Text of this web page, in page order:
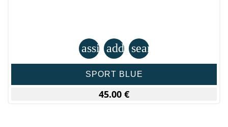
assignment
add_shopping_cart
search
SPORT BLUE
45.00 €